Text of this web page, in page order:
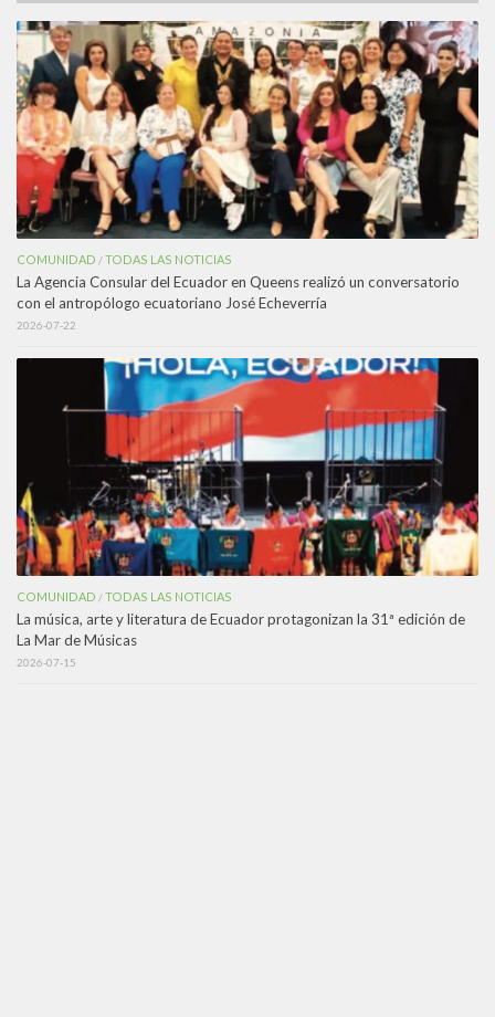
COMUNIDAD /TODAS LAS NOTICIAS
La Agencia Consular del Ecuador en Queens realizó un conversatorio
con el antropólogo ecuatoriano José Echeverría
2026-07-22
COMUNIDAD /TODAS LAS NOTICIAS
La música, arte y literatura de Ecuador protagonizan la 31ª edición de
La Mar de Músicas
2026-07-15